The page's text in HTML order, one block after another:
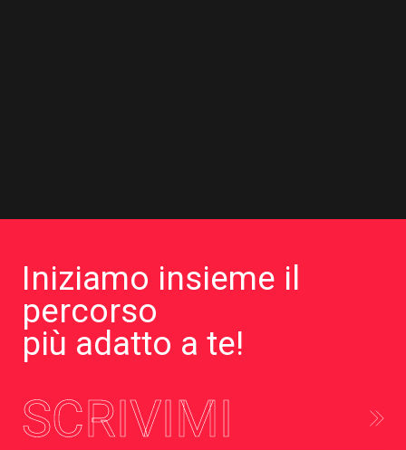
Iniziamo insieme il
percorso
più adatto a te!
SCRIVIMI